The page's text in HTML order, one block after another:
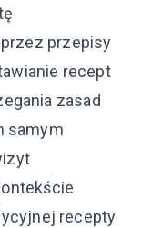
przepisy
recept
zasad
samym
recepty